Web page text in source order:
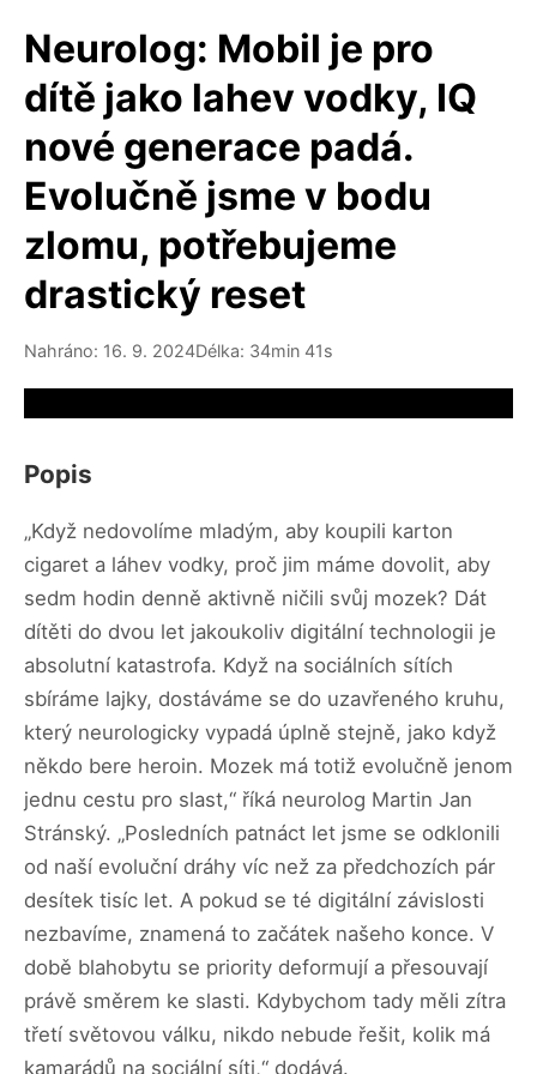
Neurolog: Mobil je pro
dítě jako lahev vodky, IQ
nové generace padá.
Evolučně jsme v bodu
zlomu, potřebujeme
drastický reset
Nahráno: 16. 9. 2024Délka: 34min 41s
Popis
„Když nedovolíme mladým, aby koupili karton
cigaret a láhev vodky, proč jim máme dovolit, aby
sedm hodin denně aktivně ničili svůj mozek? Dát
dítěti do dvou let jakoukoliv digitální technologii je
absolutní katastrofa. Když na sociálních sítích
sbíráme lajky, dostáváme se do uzavřeného kruhu,
který neurologicky vypadá úplně stejně, jako když
někdo bere heroin. Mozek má totiž evolučně jenom
jednu cestu pro slast,“ říká neurolog Martin Jan
Stránský. „Posledních patnáct let jsme se odklonili
od naší evoluční dráhy víc než za předchozích pár
desítek tisíc let. A pokud se té digitální závislosti
nezbavíme, znamená to začátek našeho konce. V
době blahobytu se priority deformují a přesouvají
právě směrem ke slasti. Kdybychom tady měli zítra
třetí světovou válku, nikdo nebude řešit, kolik má
kamarádů na sociální síti,“ dodává.